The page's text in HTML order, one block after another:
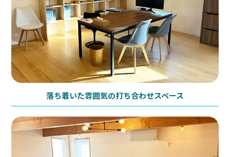
落ち着いた雰囲気の打ち合わせスペース